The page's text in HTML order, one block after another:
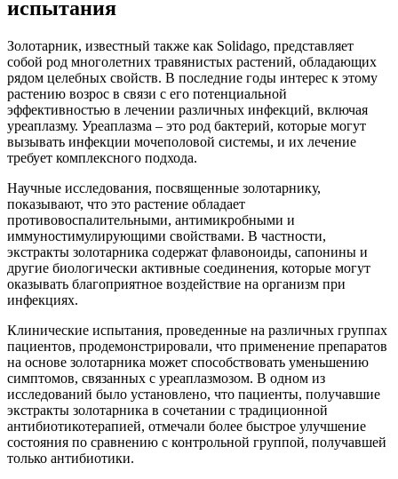
испытания
Золотарник, известный также как Solidago, представляет
собой род многолетних травянистых растений, обладающих
рядом целебных свойств. В последние годы интерес к этому
растению возрос в связи с его потенциальной
эффективностью в лечении различных инфекций, включая
уреаплазму. Уреаплазма – это род бактерий, которые могут
вызывать инфекции мочеполовой системы, и их лечение
требует комплексного подхода.
Научные исследования, посвященные золотарнику,
показывают, что это растение обладает
противовоспалительными, антимикробными и
иммуностимулирующими свойствами. В частности,
экстракты золотарника содержат флавоноиды, сапонины и
другие биологически активные соединения, которые могут
оказывать благоприятное воздействие на организм при
инфекциях.
Клинические испытания, проведенные на различных группах
пациентов, продемонстрировали, что применение препаратов
на основе золотарника может способствовать уменьшению
симптомов, связанных с уреаплазмозом. В одном из
исследований было установлено, что пациенты, получавшие
экстракты золотарника в сочетании с традиционной
антибиотикотерапией, отмечали более быстрое улучшение
состояния по сравнению с контрольной группой, получавшей
только антибиотики.